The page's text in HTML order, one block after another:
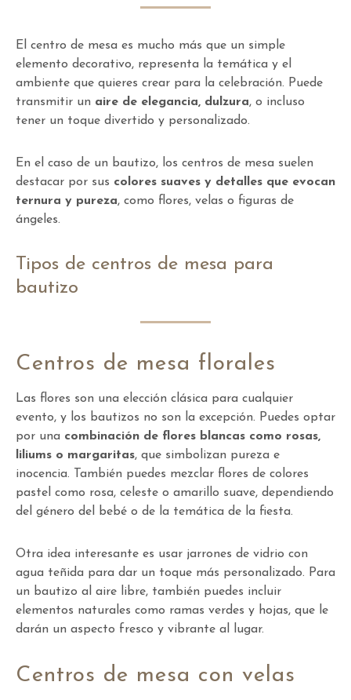
El centro de mesa es mucho más que un simple
elemento decorativo, representa la temática y el
ambiente que quieres crear para la celebración. Puede
transmitir un aire de elegancia, dulzura, o incluso
tener un toque divertido y personalizado.
En el caso de un bautizo, los centros de mesa suelen
destacar por sus colores suaves y detalles que evocan
ternura y pureza, como flores, velas o figuras de
ángeles.
Tipos de centros de mesa para
bautizo
Centros de mesa florales
Las flores son una elección clásica para cualquier
evento, y los bautizos no son la excepción. Puedes optar
por una combinación de flores blancas como rosas,
liliums o margaritas, que simbolizan pureza e
inocencia. También puedes mezclar flores de colores
pastel como rosa, celeste o amarillo suave, dependiendo
del género del bebé o de la temática de la fiesta.
Otra idea interesante es usar jarrones de vidrio con
agua teñida para dar un toque más personalizado. Para
un bautizo al aire libre, también puedes incluir
elementos naturales como ramas verdes y hojas, que le
darán un aspecto fresco y vibrante al lugar.
Centros de mesa con velas